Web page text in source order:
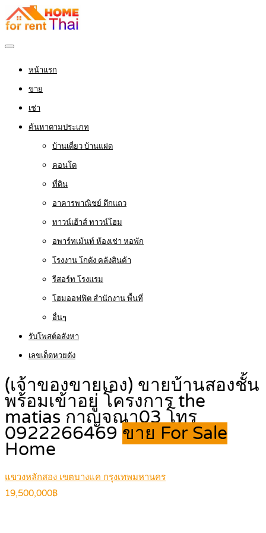
หน้าแรก
ขาย
เช่า
ค้นหาตามประเภท
บ้านเดี่ยว บ้านแฝด
คอนโด
ที่ดิน
อาคารพาณิชย์ ตึกแถว
ทาวน์เฮ้าส์ ทาวน์โฮม
อพาร์ทเม้นท์ ห้องเช่า หอพัก
โรงงาน โกดัง คลังสินค้า
รีสอร์ท โรงแรม
โฮมออฟฟิต สำนักงาน พื้นที่
อื่นๆ
รับโพสต์อสังหา
เลขเด็ดหวยดัง
(เจ้าของขายเอง) ขายบ้านสองชั้น
พร้อมเข้าอยู่ โครงการ the
matias กาญจณา03 โทร
0922266469 ขาย For Sale
Home
แขวงหลักสอง เขตบางแค กรุงเทพมหานคร
19,500,000฿